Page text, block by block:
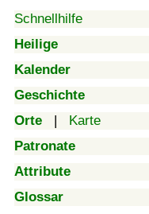
Schnellhilfe
Heilige
Kalender
Geschichte
Orte | Karte
Patronate
Attribute
Glossar